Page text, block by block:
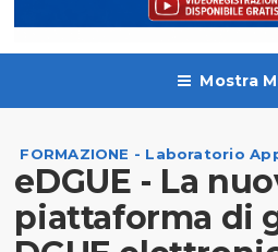
Mostra
FORMAZIONE - Laboratorio
eDGUE - La
piattaforma di